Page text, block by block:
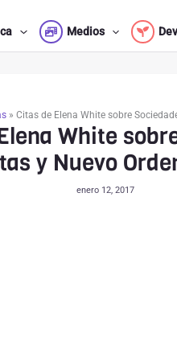
Medios
» Citas de Elena White sobre
White
y Nuevo
enero 12, 2017